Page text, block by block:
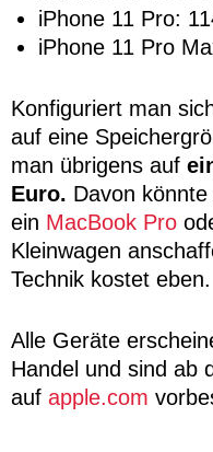
iPhone 11 Pro:
iPhone 11 Pro
Konfiguriert man
auf eine
man übrigens auf
Euro. Davon
ein MacBook Pro
Kleinwagen
Technik kostet eben.
Alle Geräte
Handel und sind ab
auf apple.com